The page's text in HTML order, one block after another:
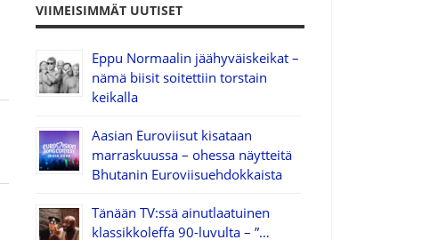
VIIMEISIMMÄT UUTISET
Eppu Normaalin jäähyväiskeikat –
nämä biisit soitettiin torstain
keikalla
Aasian Euroviisut kisataan
marraskuussa – ohessa näytteitä
Bhutanin Euroviisuehdokkaista
Tänään TV:ssä ainutlaatuinen
klassikkoleffa 90-luvulta – ”…